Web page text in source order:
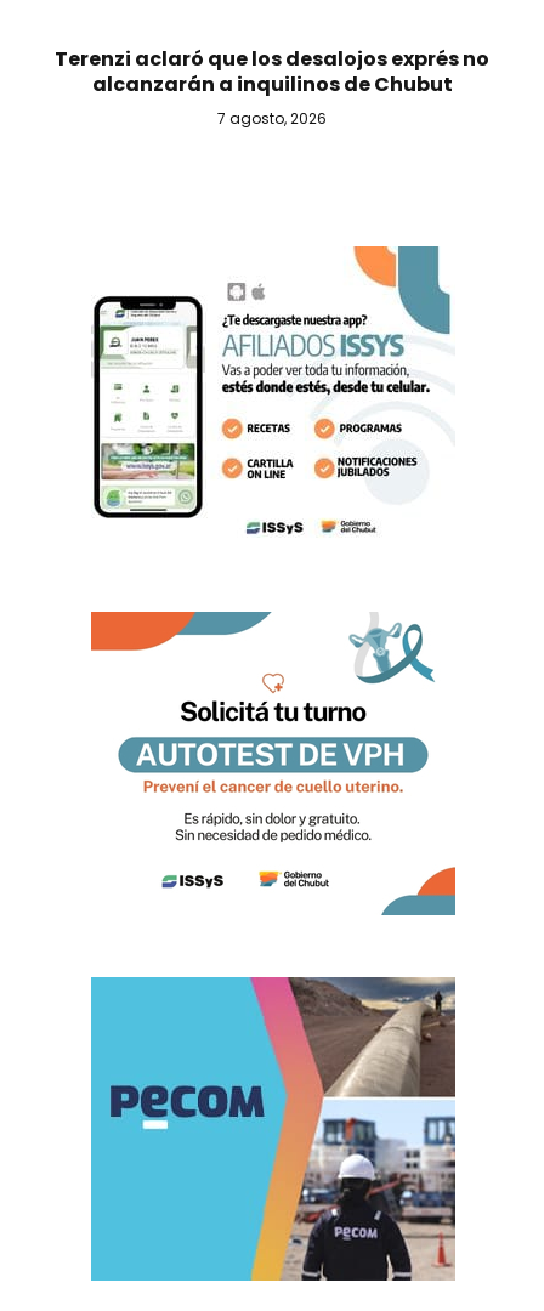
Terenzi aclaró que los desalojos exprés no
alcanzarán a inquilinos de Chubut
7 agosto, 2026